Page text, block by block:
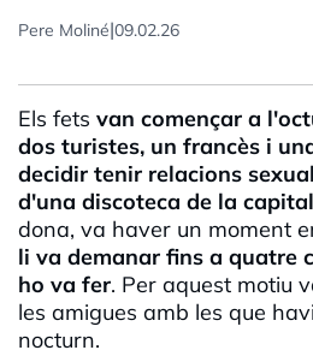
Pere Moliné|09.02.26
Els fets van començar a
dos turistes, un francès i
decidir tenir relacions
d'una discoteca de la
dona, va haver un moment
li va demanar fins a quatre
ho va fer. Per aquest motiu
les amigues amb les que
nocturn.